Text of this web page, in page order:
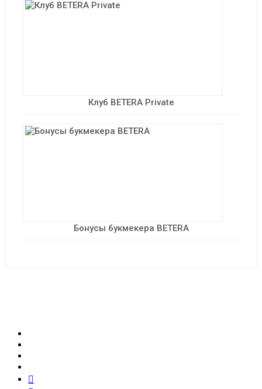
Клуб BETERA Private
Бонусы букмекера BETERA